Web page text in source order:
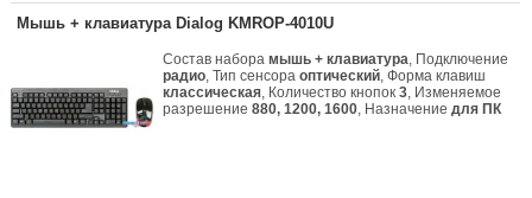
Мышь + клавиатура Dialog KMROP-4010U
Состав наборамышь + клавиатура, Подключение
радио, Тип сенсораоптический, Форма клавиш
классическая, Количество кнопок3, Изменяемое
разрешение880, 1200, 1600, Назначениедля ПК